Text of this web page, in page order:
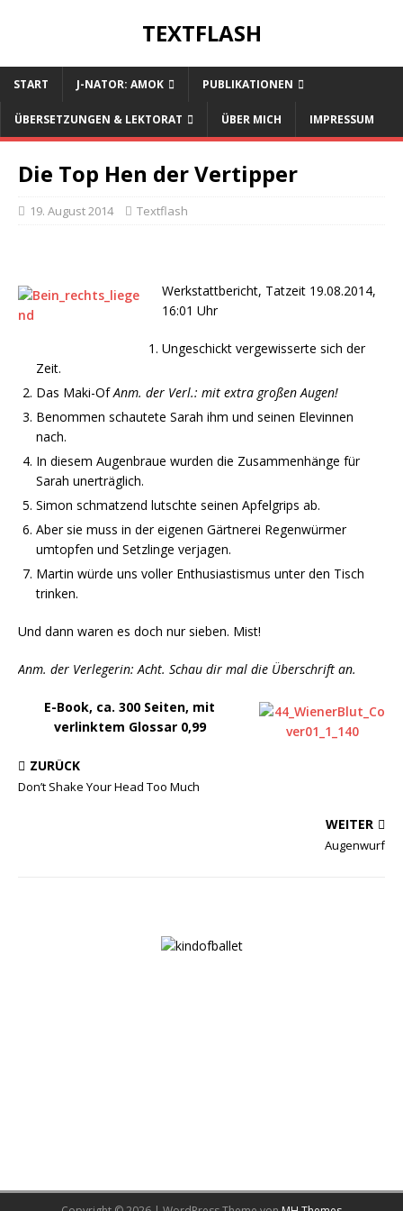
TEXTFLASH
START J-NATOR: AMOK PUBLIKATIONEN
ÜBERSETZUNGEN & LEKTORAT ÜBER MICH IMPRESSUM
Die Top Hen der Vertipper
19. August 2014 Textflash
Werkstattbericht, Tatzeit 19.08.2014,
16:01 Uhr
Ungeschickt vergewisserte sich der
Zeit.
Das Maki-OfAnm. der Verl.: mit extra großen Augen!
Benommen schautete Sarah ihm und seinen Elevinnen
nach.
In diesem Augenbraue wurden die Zusammenhänge für
Sarah unerträglich.
Simon schmatzend lutschte seinen Apfelgrips ab.
Aber sie muss in der eigenen Gärtnerei Regenwürmer
umtopfen und Setzlinge verjagen.
Martin würde uns voller Enthusiastismus unter den Tisch
trinken.
Und dann waren es doch nur sieben. Mist!
Anm. der Verlegerin: Acht. Schau dir mal die Überschrift an.
E-Book, ca. 300 Seiten, mit
verlinktem Glossar 0,99
ZURÜCK
Don’t Shake Your Head Too Much
WEITER
Augenwurf